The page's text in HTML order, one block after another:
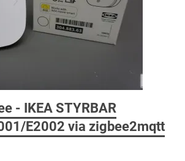
- IKEA STYRBAR
E2002 via zigbee2mqtt